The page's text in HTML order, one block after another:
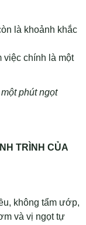
là khoảnh khắc
việc chính là một
phút ngọt
TRÌNH CỦA
không tẩm ướp,
và vị ngọt tự